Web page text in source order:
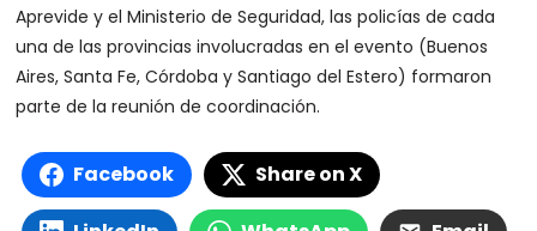
Aprevide y el Ministerio de Seguridad, las policías de cada
una de las provincias involucradas en el evento (Buenos
Aires, Santa Fe, Córdoba y Santiago del Estero) formaron
parte de la reunión de coordinación.
Facebook Share on X